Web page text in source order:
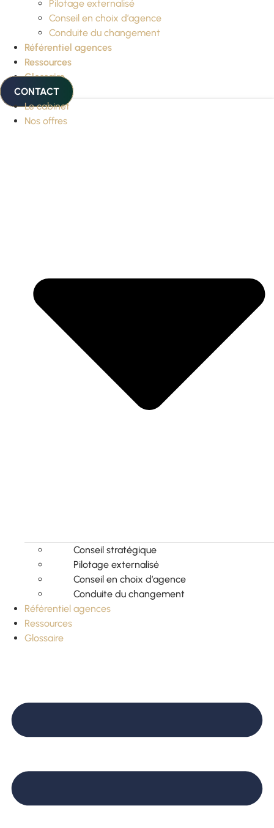
Pilotage externalisé
Conseil en choix d’agence
Conduite du changement
Référentiel agences
Ressources
Glossaire
CONTACT
Le cabinet
Nos offres
Conseil stratégique
Pilotage externalisé
Conseil en choix d’agence
Conduite du changement
Référentiel agences
Ressources
Glossaire